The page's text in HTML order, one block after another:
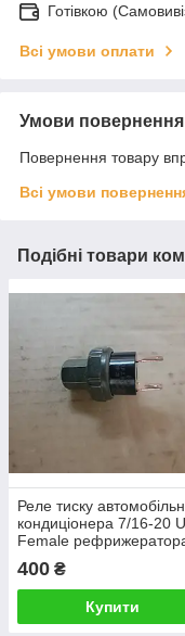
Готівкою
Всі умови оплати
Умови повернення
Повернення товару
Всі умови
Подібні товари
Реле тиску
кондиціонера 7/16-20
Female
внутрішнім різьбленням
400 ₴
Купити